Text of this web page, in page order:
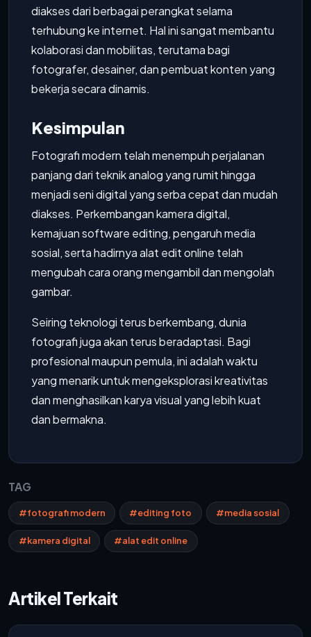
diakses dari berbagai perangkat selama
terhubung ke internet. Hal ini sangat membantu
kolaborasi dan mobilitas, terutama bagi
fotografer, desainer, dan pembuat konten yang
bekerja secara dinamis.
Kesimpulan
Fotografi modern telah menempuh perjalanan
panjang dari teknik analog yang rumit hingga
menjadi seni digital yang serba cepat dan mudah
diakses. Perkembangan kamera digital,
kemajuan software editing, pengaruh media
sosial, serta hadirnya alat edit online telah
mengubah cara orang mengambil dan mengolah
gambar.
Seiring teknologi terus berkembang, dunia
fotografi juga akan terus beradaptasi. Bagi
profesional maupun pemula, ini adalah waktu
yang menarik untuk mengeksplorasi kreativitas
dan menghasilkan karya visual yang lebih kuat
dan bermakna.
TAG
#fotografi modern #editing foto #media sosial
#kamera digital #alat edit online
Artikel Terkait